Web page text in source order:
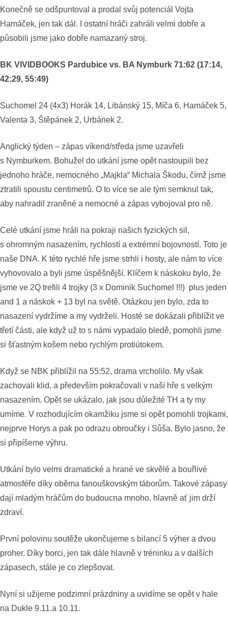
Konečně se odšpuntoval a prodal svůj potenciál Vojta
Hamáček, jen tak dál. I ostatní hráči zahráli velmi dobře a
působili jsme jako dobře namazaný stroj.
BK VIVIDBOOKS Pardubice vs. BA Nymburk 71:62 (17:14,
42:29, 55:49)
Suchomel 24 (4x3) Horák 14, Libánský 15, Míča 6, Hamáček 5,
Valenta 3, Štěpánek 2, Urbánek 2.
Anglický týden – zápas víkend/středa jsme uzavřeli
s Nymburkem. Bohužel do utkání jsme opět nastoupili bez
jednoho hráče, nemocného „Majkla“ Michala Škodu, čímž jsme
ztratili spoustu centimetrů. O to více se ale tým semknul tak,
aby nahradil zraněné a nemocné a zápas vybojoval pro ně.
Celé utkání jsme hráli na pokraji našich fyzických sil,
s ohromným nasazením, rychlostí a extrémní bojovností. Toto je
naše DNA. K této rychlé hře jsme strhli i hosty, ale nám to více
vyhovovalo a byli jsme úspěšnější. Klíčem k náskoku bylo, že
jsme ve 2Q trefili 4 trojky (3 x Dominik Suchomel !!!) plus jeden
and 1 a náskok + 13 byl na světě. Otázkou jen bylo, zda to
nasazení vydržíme a my vydrželi. Hosté se dokázali přiblížit ve
třetí části, ale když už to s námi vypadalo bledě, pomohli jsme
si šťastným košem nebo rychlým protiútokem.
Když se NBK přiblížil na 55:52, drama vrcholilo. My však
zachovali klid, a především pokračovali v naší hře s velkým
nasazením. Opět se ukázalo, jak jsou důležité TH a ty my
umíme. V rozhodujícím okamžiku jsme si opět pomohli trojkami,
nejprve Horys a pak po odrazu obroučky i Sůša. Bylo jasno, že
si připíšeme výhru.
Utkání bylo velmi dramatické a hrané ve skvělé a bouřlivé
atmosféře díky oběma fanouškovským táborům. Takové zápasy
dají mladým hráčům do budoucna mnoho, hlavně ať jim drží
zdraví.
První polovinu soutěže ukončujeme s bilancí 5 výher a dvou
proher. Díky borci, jen tak dále hlavně v tréninku a v dalších
zápasech, stále je co zlepšovat.
Nyní si užijeme podzimní prázdniny a uvidíme se opět v hale
na Dukle 9.11.a 10.11.